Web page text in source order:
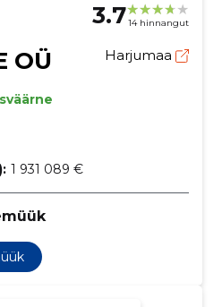
3.714 hinnangut
OÜ Harjumaa
1 931 089 €